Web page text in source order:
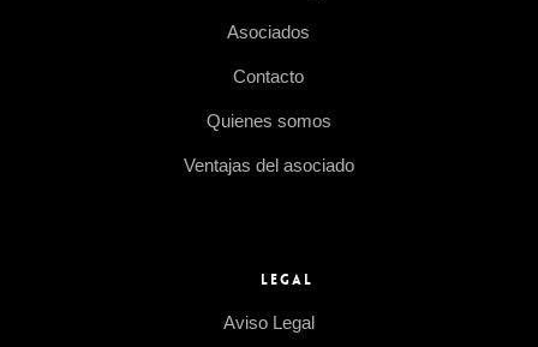
Asociados
Contacto
Quienes somos
Ventajas del asociado
LEGAL
Aviso Legal